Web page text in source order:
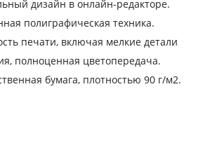
дизайн в онлайн-редакторе.
полиграфическая техника.
печати, включая мелкие детали
полноценная цветопередача.
бумага, плотностью 90 г/м2.